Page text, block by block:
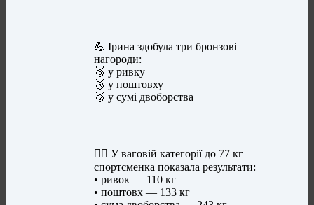
💪 Ірина здобула три бронзові
нагороди:
🥉 у ривку
🥉 у поштовху
🥉 у сумі двоборства
🏋️‍♀️ У ваговій категорії до 77 кг
спортсменка показала результати:
• ривок — 110 кг
• поштовх — 133 кг